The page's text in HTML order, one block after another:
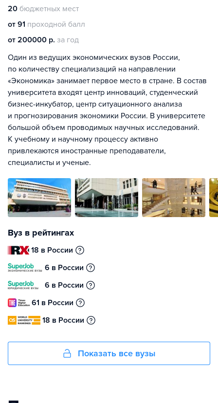
20 бюджетных мест
от 91 проходной балл
от 200000 р. за год
Один из ведущих экономических вузов России,
по количеству специализаций на направлении
«Экономика» занимает первое место в стране. В состав
университета входят центр инноваций, студенческий
бизнес-инкубатор, центр ситуационного анализа
и прогнозирования экономики России. В университете
большой объем проводимых научных исследований.
К учебному и научному процессу активно
привлекаются иностранные преподаватели,
специалисты и ученые.
Вуз в рейтингах
18 в России
6 в России
6 в России
61 в России
18 в России
Показать все вузы